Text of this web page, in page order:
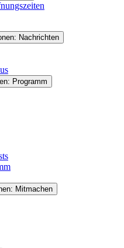
Nachrichten
Programm
Mitmachen